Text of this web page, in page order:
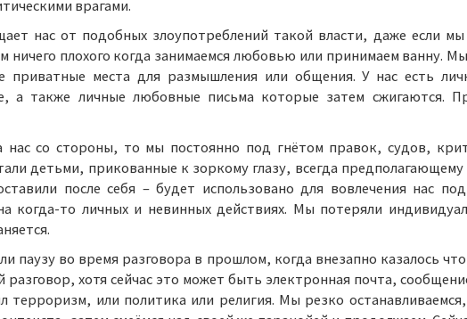
врагами.
нас от подобных злоупотреблений такой власти, даже если
ничего плохого когда занимаемся любовью или принимаем ванну.
приватные места для размышления или общения. У нас есть
а также личные любовные письма которые затем сжигаются.
нас со стороны, то мы постоянно под гнётом правок, судов,
детьми, прикованные к зоркому глазу, всегда
после себя – будет использовано для вовлечения нас
когда-то личных и невинных действиях. Мы потеряли
паузу во время разговора в прошлом, когда внезапно казалось
хотя сейчас это может быть электронная почта,
терроризм, или политика или религия. Мы резко